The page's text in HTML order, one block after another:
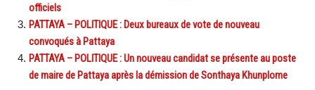
officiels
PATTAYA – POLITIQUE : Deux bureaux de vote de nouveau
convoqués à Pattaya
PATTAYA – POLITIQUE : Un nouveau candidat se présente au poste
de maire de Pattaya après la démission de Sonthaya Khunplome